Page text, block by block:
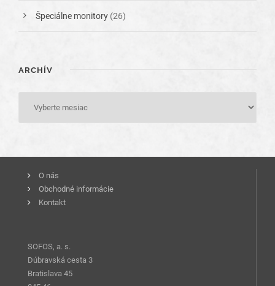
Špeciálne monitory (26)
ARCHÍV
O nás
Obchodné informácie
Kontakt
SOFOS, a. s.
Dúbravská cesta 3
Bratislava 45